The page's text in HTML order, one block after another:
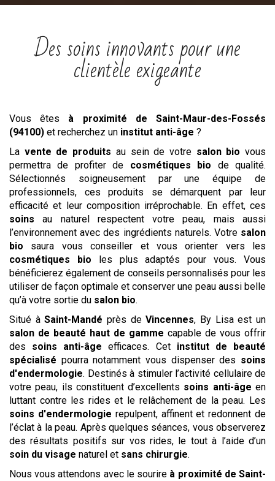
Des soins innovants pour une
clientèle exigeante
Vous êtes à proximité de Saint-Maur-des-Fossés
(94100) et recherchez un institut anti-âge ?
La vente de produits au sein de votre salon bio vous
permettra de profiter de cosmétiques bio de qualité.
Sélectionnés soigneusement par une équipe de
professionnels, ces produits se démarquent par leur
efficacité et leur composition irréprochable. En effet, ces
soins au naturel respectent votre peau, mais aussi
l’environnement avec des ingrédients naturels. Votre salon
bio saura vous conseiller et vous orienter vers les
cosmétiques bio les plus adaptés pour vous. Vous
bénéficierez également de conseils personnalisés pour les
utiliser de façon optimale et conserver une peau aussi belle
qu’à votre sortie du salon bio.
Situé àSaint-Mandé près deVincennes, By Lisa est un
salon de beauté haut de gamme capable de vous offrir
des soins anti-âge efficaces. Cet institut de beauté
spécialisé pourra notamment vous dispenser des soins
d'endermologie. Destinés à stimuler l’activité cellulaire de
votre peau, ils constituent d’excellents soins anti-âge en
luttant contre les rides et le relâchement de la peau. Les
soins d'endermologie repulpent, affinent et redonnent de
l’éclat à la peau. Après quelques séances, vous observerez
des résultats positifs sur vos rides, le tout à l’aide d’un
soin du visage naturel et sans chirurgie.
Nous vous attendons avec le sourire à proximité de Saint-